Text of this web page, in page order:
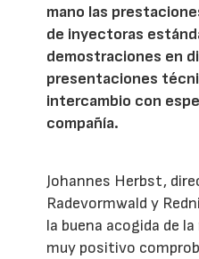
mano las
de inyectoras
demostraciones en
presentaciones
intercambio con
compañía.
Johannes Herbst,
Radevormwald y
la buena acogida de
muy positivo